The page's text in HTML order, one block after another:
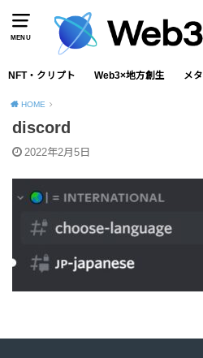
MENU
NFT・クリプト Web3×地方創生 メ
HOME
discord
2022年2月5日